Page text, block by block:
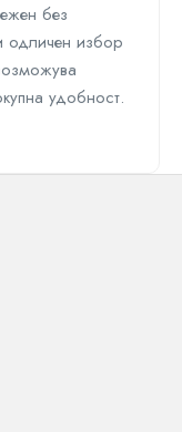
без
одличен избор
удобност.